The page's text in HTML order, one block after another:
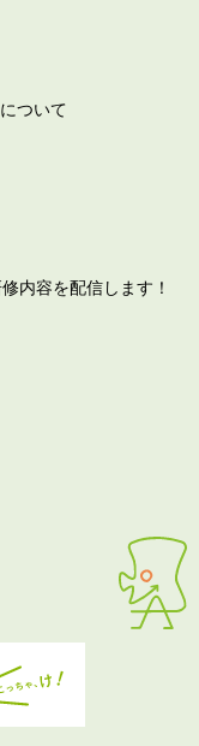
ついて
内容を配信します！